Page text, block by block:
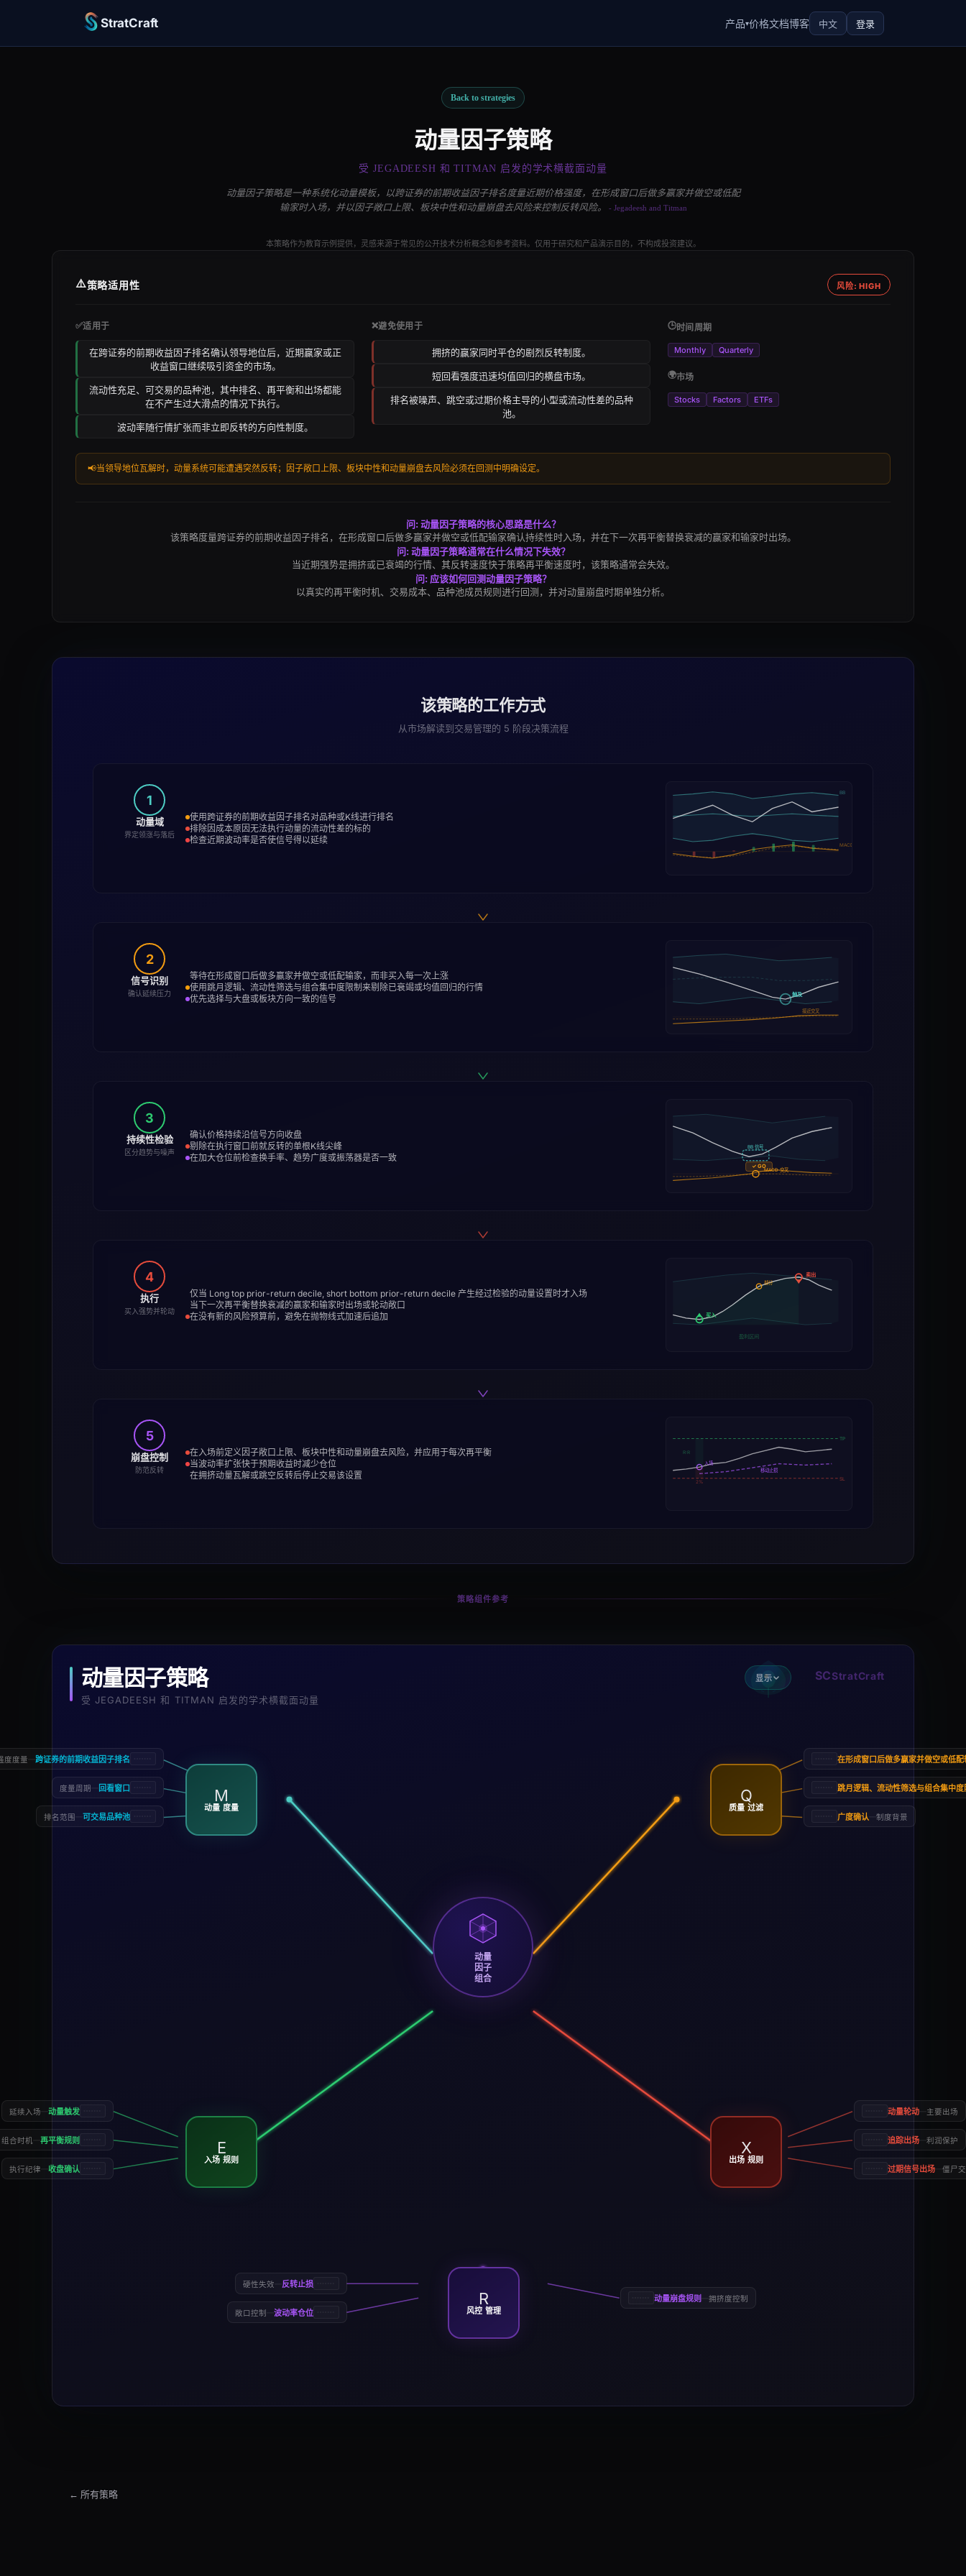
StratCraft 产品▾价格文档博客 中文 登录
Back to strategies
动量因子策略
受 JEGADEESH 和 TITMAN 启发的学术横截面动量
动量因子策略是一种系统化动量模板，以跨证券的前期收益因子排名度量近期价格强度，在形成窗口后做多赢家并做空或低配
输家时入场，并以因子敞口上限、板块中性和动量崩盘去风险来控制反转风险。
- Jegadeesh and Titman
本策略作为教育示例提供，灵感来源于常见的公开技术分析概念和参考资料。仅用于研究和产品演示目的，不构成投资建议。
⚠️策略适用性 风险: HIGH
✅适用于
在跨证券的前期收益因子排名确认领导地位后，近期赢家或正
收益窗口继续吸引资金的市场。
流动性充足、可交易的品种池，其中排名、再平衡和出场都能
在不产生过大滑点的情况下执行。
波动率随行情扩张而非立即反转的方向性制度。
❌避免使用于
拥挤的赢家同时平仓的剧烈反转制度。
短回看强度迅速均值回归的横盘市场。
排名被噪声、跳空或过期价格主导的小型或流动性差的品种
池。
🕒时间周期
Monthly Quarterly
🌍市场
Stocks Factors ETFs
📢当领导地位瓦解时，动量系统可能遭遇突然反转；因子敞口上限、板块中性和动量崩盘去风险必须在回测中明确设定。
问: 动量因子策略的核心思路是什么？
该策略度量跨证券的前期收益因子排名，在形成窗口后做多赢家并做空或低配输家确认持续性时入场，并在下一次再平衡替换衰减的赢家和输家时出场。
问: 动量因子策略通常在什么情况下失效？
当近期强势是拥挤或已衰竭的行情、其反转速度快于策略再平衡速度时，该策略通常会失效。
问: 应该如何回测动量因子策略？
以真实的再平衡时机、交易成本、品种池成员规则进行回测，并对动量崩盘时期单独分析。
该策略的工作方式
从市场解读到交易管理的 5 阶段决策流程
1
动量域
界定领涨与落后
使用跨证券的前期收益因子排名对品种或K线进行排名
排除因成本原因无法执行动量的流动性差的标的
检查近期波动率是否使信号得以延续
BB
MACD
2
信号识别
确认延续压力
等待在形成窗口后做多赢家并做空或低配输家，而非买入每一次上涨
使用跳月逻辑、流动性筛选与组合集中度限制来剔除已衰竭或均值回归的行情
优先选择与大盘或板块方向一致的信号
触及
接近交叉
3
持续性检验
区分趋势与噪声
确认价格持续沿信号方向收盘
剔除在执行窗口前就反转的单根K线尖峰
在加大仓位前检查换手率、趋势广度或振荡器是否一致
BB 信号
MACD 交叉
✓ GO
4
执行
买入强势并轮动
仅当 Long top prior-return decile, short bottom prior-return decile 产生经过检验的动量设置时才入场
当下一次再平衡替换衰减的赢家和输家时出场或轮动敞口
在没有新的风险预算前，避免在抛物线式加速后追加
买入
部分
卖出
盈利区间
5
崩盘控制
防范反转
在入场前定义因子敞口上限、板块中性和动量崩盘去风险，并应用于每次再平衡
当波动率扩张快于预期收益时减少仓位
在拥挤动量瓦解或跳空反转后停止交易该设置
入场
SL
TP
移动止损
2%
R:R
策略组件参考
动量因子策略
受 JEGADEESH 和 TITMAN 启发的学术横截面动量
动量
因子
组合
SCStratCraft
显示
M
动量 度量
跨证券的前期收益因子排名
度度量
回看窗口
度量周期
可交易品种池
排名范围
Q
质量 过滤
在形成窗口后做多赢家并做空或低配
跳月逻辑、流动性筛选与组合集中度
广度确认 制度背景
E
入场 规则
动量触发
延续入场
再平衡规则
组合时机
收盘确认
执行纪律
X
出场 规则
动量轮动 主要出场
追踪出场 利润保护
过期信号出场 僵尸
R
风控 管理
反转止损
硬性失效
波动率仓位
敞口控制
动量崩盘规则 拥挤度控制
← 所有策略